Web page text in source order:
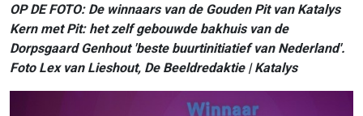
OP DE FOTO: De winnaars van de Gouden Pit van Katalys
Kern met Pit: het zelf gebouwde bakhuis van de
Dorpsgaard Genhout 'beste buurtinitiatief van Nederland'.
Foto Lex van Lieshout, De Beeldredaktie | Katalys